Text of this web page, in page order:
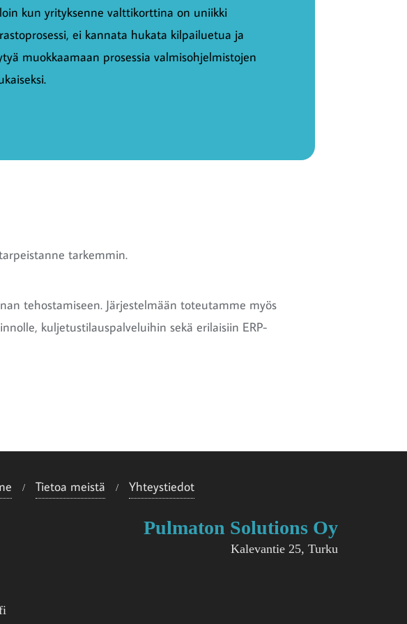
kun yrityksenne valttikorttina on uniikki
ei kannata hukata kilpailuetua ja
muokkaamaan prosessia valmisohjelmistojen
tarkemmin.
tehostamiseen. Järjestelmään toteutamme myös
kuljetustilauspalveluihin sekä erilaisiin ERP-
Tietoa meistä Yhteystiedot
Pulmaton Solutions Oy
Kalevantie 25, Turku